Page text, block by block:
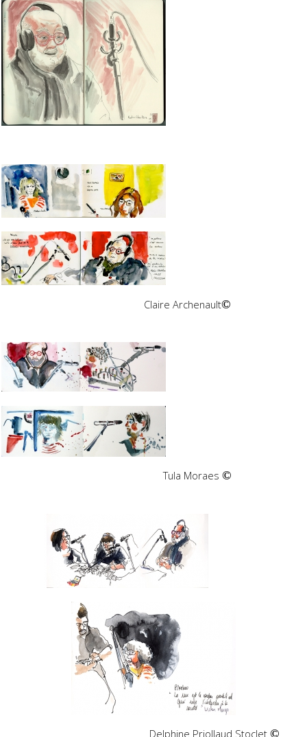
Claire Archenault©
Tula Moraes ©
Delphine Priollaud Stoclet ©